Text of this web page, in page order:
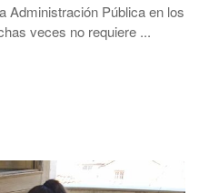
Administración Pública en los
veces no requiere ...